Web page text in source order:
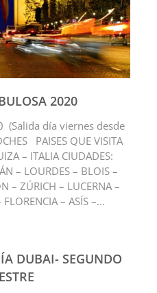
2020
(Salida día viernes desde
PAISES QUE VISITA
– ITALIA CIUDADES:
– LOURDES – BLOIS –
– ZÚRICH – LUCERNA –
– ASÍS –...
DUBAI- SEGUNDO